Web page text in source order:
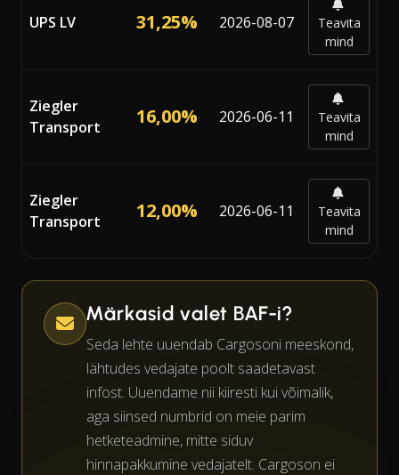
UPS LV 31,25% 2026-08-07
Teavita
mind
Ziegler
Transport
16,00% 2026-06-11
Teavita
mind
Ziegler
Transport
12,00% 2026-06-11
Teavita
mind
Märkasid valet BAF-i?
Seda lehte uuendab Cargosoni meeskond,
lähtudes vedajate poolt saadetavast
infost. Uuendame nii kiiresti kui võimalik,
aga siinsed numbrid on meie parim
hetketeadmine, mitte siduv
hinnapakkumine vedajatelt. Cargoson ei